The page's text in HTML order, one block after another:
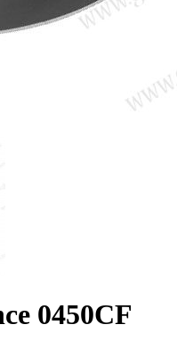
0450CF